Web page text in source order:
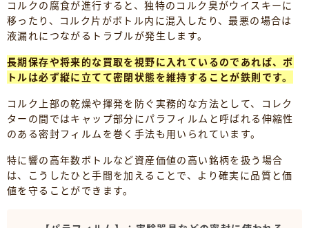
コルクの腐食が進行すると、独特のコルク臭がウイスキーに
移ったり、コルク片がボトル内に混入したり、最悪の場合は
液漏れにつながるトラブルが発生します。
長期保存や将来的な買取を視野に入れているのであれば、ボ
トルは必ず縦に立てて密閉状態を維持することが鉄則です。
コルク上部の乾燥や揮発を防ぐ実務的な方法として、コレク
ターの間ではキャップ部分にパラフィルムと呼ばれる伸縮性
のある密封フィルムを巻く手法も用いられています。
特に響の高年数ボトルなど資産価値の高い銘柄を扱う場合
は、こうしたひと手間を加えることで、より確実に品質と価
値を守ることができます。